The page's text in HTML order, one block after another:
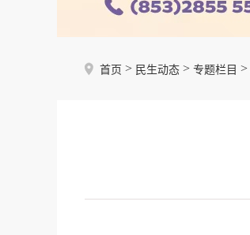
首页 > 民生动态 > 专题栏目 >